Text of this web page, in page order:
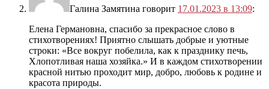
Галина Замятина говорит 17.01.2023 в 13:09:
Елена Германовна, спасибо за прекрасное слово в
стихотворениях! Приятно слышать добрые и уютные
строки: «Все вокруг побелила, как к празднику печь,
Хлопотливая наша хозяйка.» И в каждом стихотворении
красной нитью проходит мир, добро, любовь к родине и
красота природы.